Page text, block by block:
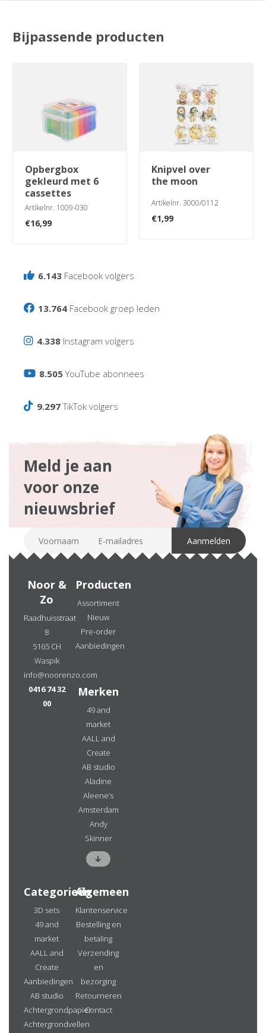
Bijpassende producten
opbergbox
gekleurd met 6
cassettes
Artikelnr. 1009-030
€16,99
knipvel over
the moon
Artikelnr. 3000/0112
€1,99
6.143 Facebook volgers
13.764 Facebook groep leden
4.338 Instagram volgers
8.505YouTube abonnees
9.297TikTok volgers
Meld je aan
voor onze
nieuwsbrief
Noor &
Zo
Raadhuisstraat
8
5165 CH
Waspik
info@noorenzo.com
0416 74 32
00
Producten
Assortiment
Nieuw
Pre-order
Aanbiedingen
Merken
49 and
market
AALL and
Create
AB studio
Aladine
Aleene’s
Amsterdam
Andy
Skinner
Categorieën
3D sets
49 and
market
AALL and
Create
Aanbiedingen
AB studio
Achtergrondpapier
Achtergrondvellen
Algemeen
Klantenservice
Bestelling en
betaling
Verzending
en
bezorging
Retourneren
Contact